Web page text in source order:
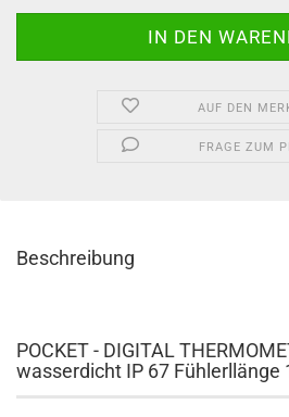
AUF DEN
FRAGE ZUM
Beschreibung
POCKET - DIGITAL
wasserdicht IP 67 Fühlerllänge